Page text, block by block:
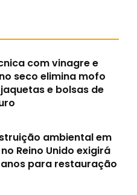
com vinagre e
seco elimina mofo
e bolsas de
ambiental em
Reino Unido exigirá
para restauração